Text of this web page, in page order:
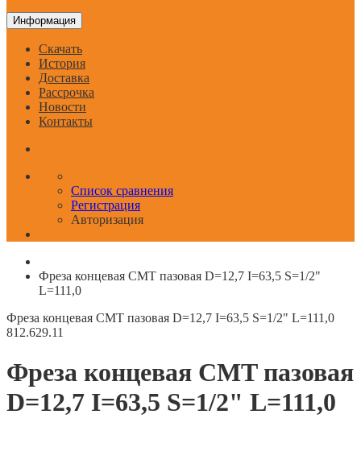
Информация
Скачать
История
Доставка
Рассрочка
Новости
Контакты
Список сравнения
Регистрация
Авторизация
Фреза концевая CMT пазовая D=12,7 I=63,5 S=1/2"
L=111,0
Фреза концевая CMT пазовая D=12,7 I=63,5 S=1/2" L=111,0
812.629.11
Фреза концевая CMT пазовая
D=12,7 I=63,5 S=1/2" L=111,0